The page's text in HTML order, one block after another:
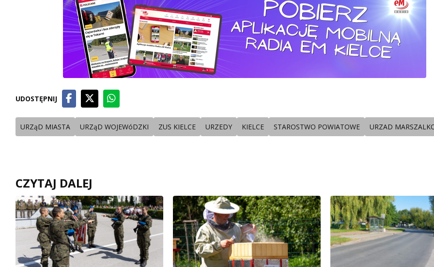
UDOSTĘPNIJ
URZąD MIASTA URZąD WOJEWóDZKI ZUS KIELCE URZEDY KIELCE STAROSTWO POWIATOWE URZAD
CZYTAJ DALEJ